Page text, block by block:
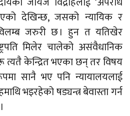
देखिन्छ, जसको न्यायिक र
जरुरी छ । हुन त यतिखेर
मिलेर चालेको असंवैधानिक
केन्द्रित भएका छन् तर विषय
सानै भए पनि न्यायालयलाई
भइरहेको षड्यन्त्र बेवास्ता गर्न